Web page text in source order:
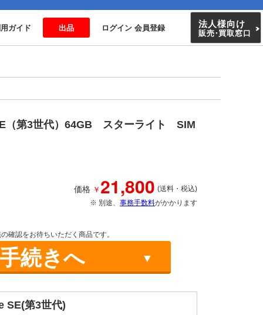
ガイド 出品 ログイン 会員登録 法人様向け
販売・買取窓口
（第3世代）64GB スターライト SIM
価格 ￥ 21,800 (送料・税込)
※ 別途、 事務手数料がかかります
確認をお待ちいただく商品です。
続きへ
SE(第3世代)